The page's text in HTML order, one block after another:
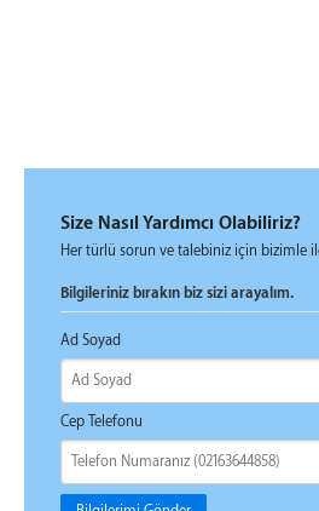
Size Nasıl Yardımcı Olabiliriz?
Her türlü sorun ve talebiniz için bizimle
Bilgileriniz bırakın biz sizi arayalım.
Ad Soyad
Cep Telefonu